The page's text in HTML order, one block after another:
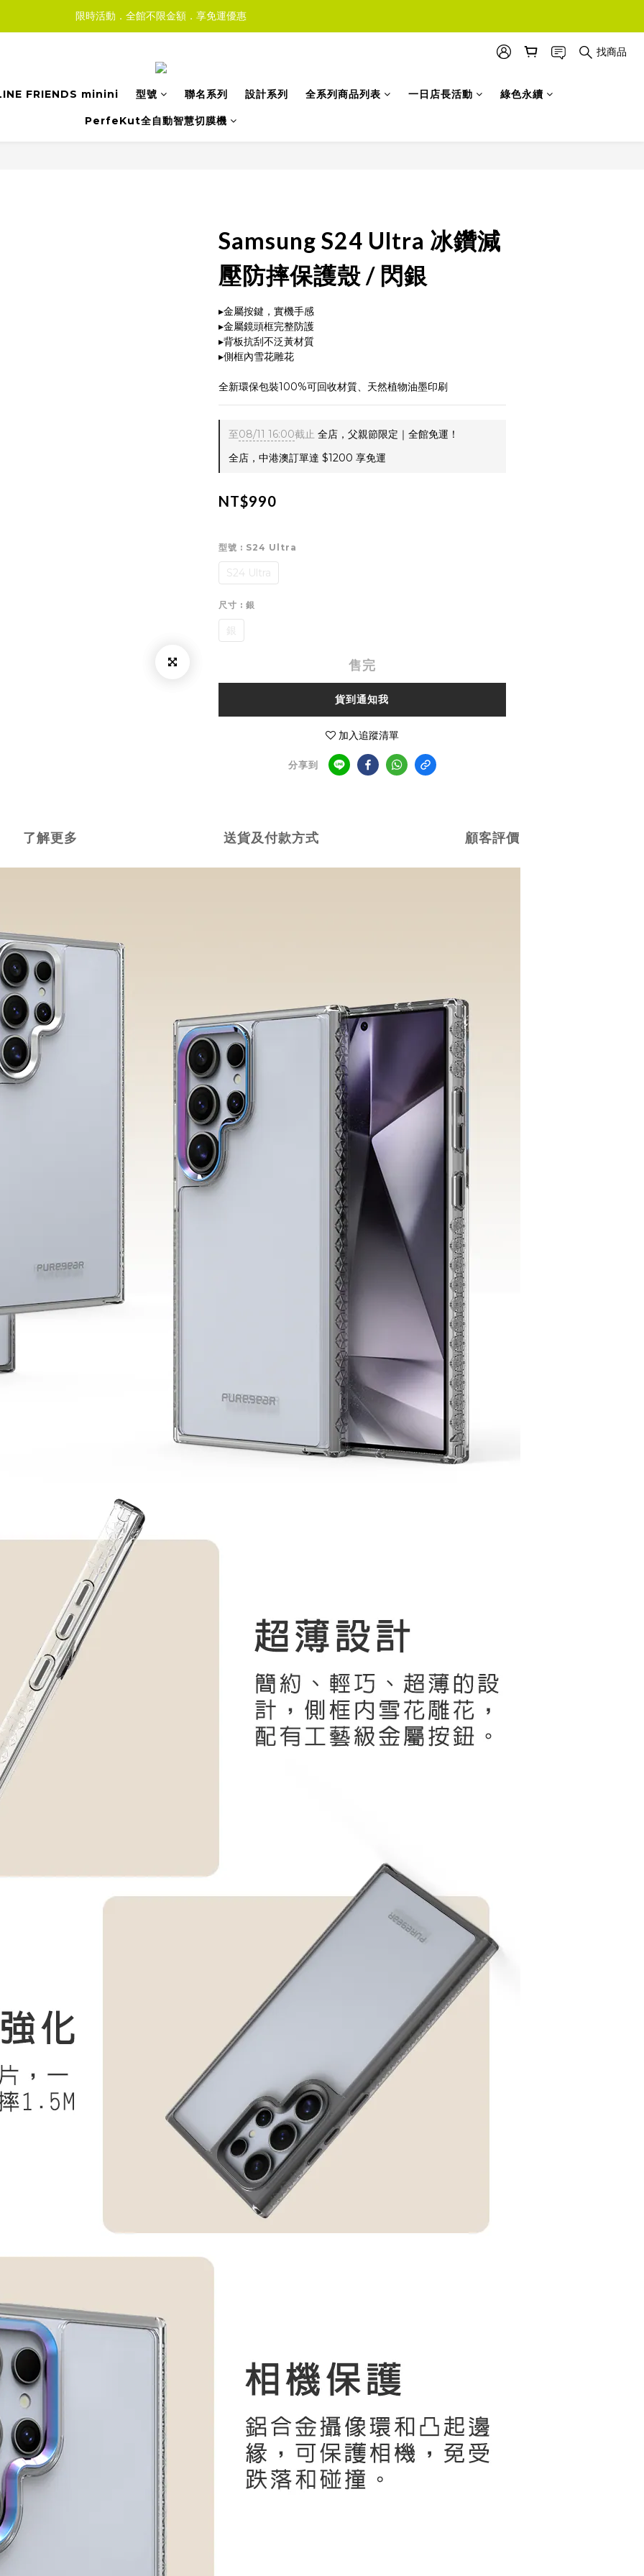
限時活動．全館不限金額．享免運優惠
找商品
FRIENDS minini 型號 聯名系列 設計系列 全系列商品列表 一日店長活動 綠色永續
PerfeKut全自動智慧切膜機
Samsung S24 Ultra 冰鑽減
壓防摔保護殼 / 閃銀
▸金屬按鍵，實機手感
▸金屬鏡頭框完整防護
▸背板抗刮不泛黃材質
▸側框內雪花雕花
全新環保包裝100%可回收材質、天然植物油墨印刷
至08/11 16:00截止 全店，父親節限定｜全館免運！
全店，中港澳訂單達 $1200 享免運
NT$990
型號 : S24 Ultra
S24 Ultra
尺寸 : 銀
銀
售完
貨到通知我
加入追蹤清單
分享到
了解更多 送貨及付款方式 顧客評價